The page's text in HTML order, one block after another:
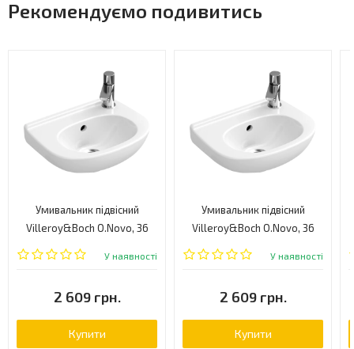
Рекомендуємо подивитись
Умивальник підвісний
Villeroy&Boch O.Novo, 36
(53603601)
У наявності
2 609 грн.
Купити
Умивальник підвісний
Villeroy&Boch O.Novo, 36
(53603701)
У наявності
2 609 грн.
Купити